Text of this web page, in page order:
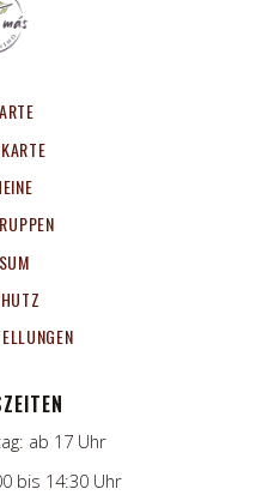
ab 17 Uhr
bis 14:30 Uhr